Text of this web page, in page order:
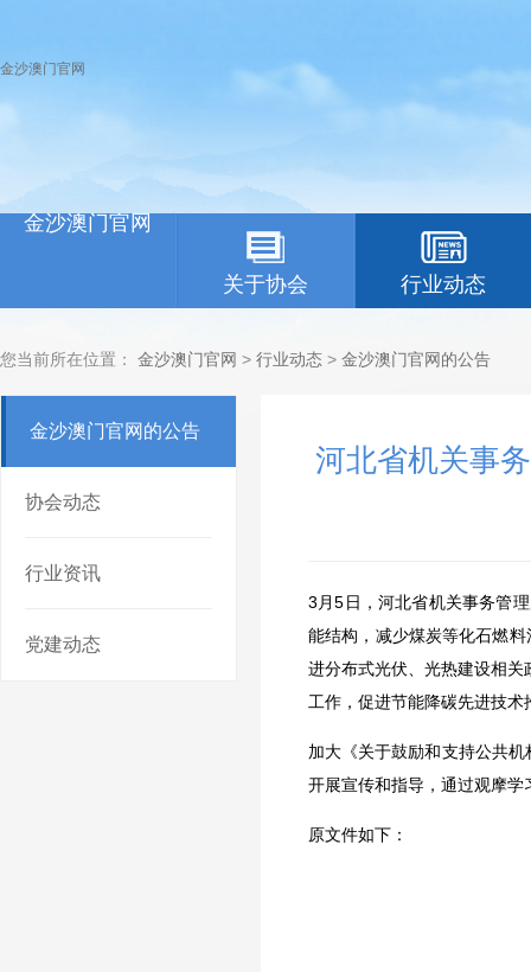
金沙澳门官网
金沙澳门官网
关于协会 行业动态
您当前所在位置： 金沙澳门官网 > 行业动态 > 金沙澳门官网的公告
金沙澳门官网的公告
协会动态
行业资讯
党建动态
河北省机关事
3月5日，河北省机关事务管
能结构，减少煤炭等化石燃
进分布式光伏、光热建设相
工作，促进节能降碳先进技术
加大《关于鼓励和支持公共
开展宣传和指导，通过观摩
原文件如下：